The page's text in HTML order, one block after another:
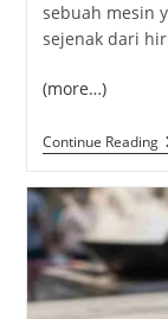
sebuah mesin
sejenak dari
(more…)
Continue Reading